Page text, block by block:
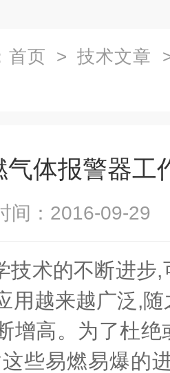
首页 > 技术文章
气体报警器工
间：2016-09-
技术的不断进步
用越来越广泛,
增高。为了杜
些易燃易爆的